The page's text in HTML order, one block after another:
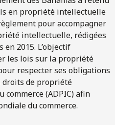
en propriété intellectuelle
pour accompagner
intellectuelle, rédigées
2015. L’objectif
les lois sur la propriété
respecter ses obligations
de propriété
(ADPIC) afin
du commerce.